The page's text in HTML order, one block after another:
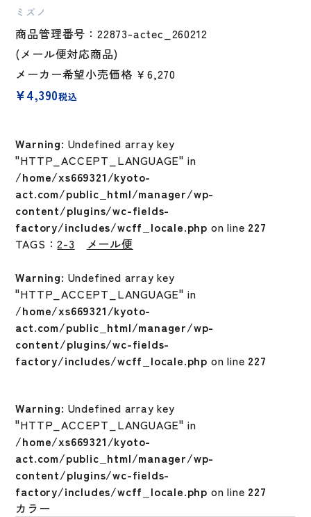
ミズノ
商品管理番号：22873-actec_260212
(メール便対応商品)
メーカー希望小売価格 ￥6,270
¥4,390税込
Warning: Undefined array key
"HTTP_ACCEPT_LANGUAGE" in
/home/xs669321/kyoto-
act.com/public_html/manager/wp-
content/plugins/wc-fields-
factory/includes/wcff_locale.php on line 227
TAGS：2-3
メール便
Warning: Undefined array key
"HTTP_ACCEPT_LANGUAGE" in
/home/xs669321/kyoto-
act.com/public_html/manager/wp-
content/plugins/wc-fields-
factory/includes/wcff_locale.php on line 227
Warning: Undefined array key
"HTTP_ACCEPT_LANGUAGE" in
/home/xs669321/kyoto-
act.com/public_html/manager/wp-
content/plugins/wc-fields-
factory/includes/wcff_locale.php on line 227
カラー